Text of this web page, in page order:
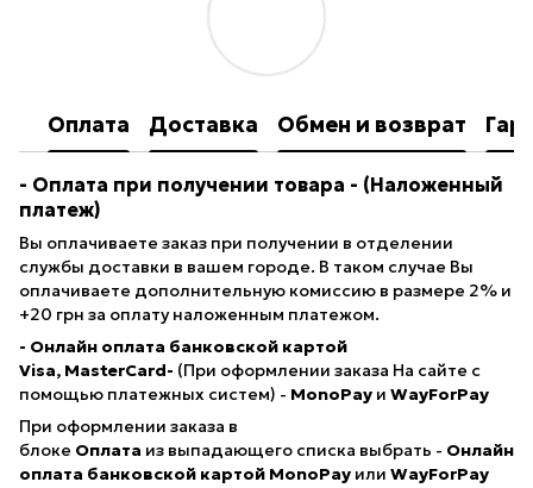
Оплата Доставка Обмен и возврат
- Оплата при получении товара - (Наложенный
платеж)
Вы оплачиваете заказ при получении в отделении
службы доставки в вашем городе. В таком случае Вы
оплачиваете дополнительную комиссию в размере 2% и
+20 грн за оплату наложенным платежом.
- Онлайн оплата банковской картой
Visa, MasterCard- (При оформлении заказа На сайте с
помощью платежных систем) - MonoPay и WayForPay
При оформлении заказа в
блоке Оплата из выпадающего списка выбрать - Онлайн
оплата банковской картой MonoPay или WayForPay